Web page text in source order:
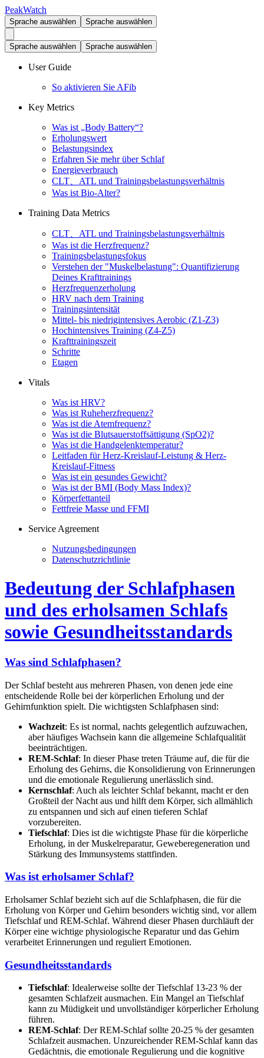
PeakWatch
Sprache auswählen Sprache auswählen
Sprache auswählen Sprache auswählen
User Guide
So aktivieren Sie AFib
Key Metrics
Was ist „Body Battery“?
Erholungswert
Belastungsindex
Erfahren Sie mehr über Schlaf
Energieverbrauch
CLT、ATL und Trainingsbelastungsverhältnis
Was ist Bio-Alter?
Training Data Metrics
CLT、ATL und Trainingsbelastungsverhältnis
Was ist die Herzfrequenz?
Trainingsbelastungsfokus
Verstehen der "Muskelbelastung": Quantifizierung
Deines Krafttrainings
Herzfrequenzerholung
HRV nach dem Training
Trainingsintensität
Mittel- bis niedrigintensives Aerobic (Z1-Z3)
Hochintensives Training (Z4-Z5)
Krafttrainingszeit
Schritte
Etagen
Vitals
Was ist HRV?
Was ist Ruheherzfrequenz?
Was ist die Atemfrequenz?
Was ist die Blutsauerstoffsättigung (SpO2)?
Was ist die Handgelenktemperatur?
Leitfaden für Herz-Kreislauf-Leistung & Herz-
Kreislauf-Fitness
Was ist ein gesundes Gewicht?
Was ist der BMI (Body Mass Index)?
Körperfettanteil
Fettfreie Masse und FFMI
Service Agreement
Nutzungsbedingungen
Datenschutzrichtlinie
Bedeutung der Schlafphasen
und des erholsamen Schlafs
sowie Gesundheitsstandards
Was sind Schlafphasen?
Der Schlaf besteht aus mehreren Phasen, von denen jede eine
entscheidende Rolle bei der körperlichen Erholung und der
Gehirnfunktion spielt. Die wichtigsten Schlafphasen sind:
Wachzeit: Es ist normal, nachts gelegentlich aufzuwachen,
aber häufiges Wachsein kann die allgemeine Schlafqualität
beeinträchtigen.
REM-Schlaf: In dieser Phase treten Träume auf, die für die
Erholung des Gehirns, die Konsolidierung von Erinnerungen
und die emotionale Regulierung unerlässlich sind.
Kernschlaf: Auch als leichter Schlaf bekannt, macht er den
Großteil der Nacht aus und hilft dem Körper, sich allmählich
zu entspannen und sich auf einen tieferen Schlaf
vorzubereiten.
Tiefschlaf: Dies ist die wichtigste Phase für die körperliche
Erholung, in der Muskelreparatur, Geweberegeneration und
Stärkung des Immunsystems stattfinden.
Was ist erholsamer Schlaf?
Erholsamer Schlaf bezieht sich auf die Schlafphasen, die für die
Erholung von Körper und Gehirn besonders wichtig sind, vor allem
Tiefschlaf und REM-Schlaf. Während dieser Phasen durchläuft der
Körper eine wichtige physiologische Reparatur und das Gehirn
verarbeitet Erinnerungen und reguliert Emotionen.
Gesundheitsstandards
Tiefschlaf: Idealerweise sollte der Tiefschlaf 13-23 % der
gesamten Schlafzeit ausmachen. Ein Mangel an Tiefschlaf
kann zu Müdigkeit und unvollständiger körperlicher Erholung
führen.
REM-Schlaf: Der REM-Schlaf sollte 20-25 % der gesamten
Schlafzeit ausmachen. Unzureichender REM-Schlaf kann das
Gedächtnis, die emotionale Regulierung und die kognitive